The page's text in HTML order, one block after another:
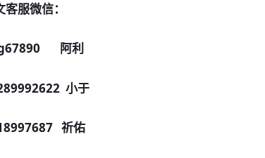
服微信：
阿利
小于
祈佑